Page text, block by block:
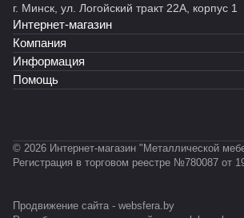
г. Минск, ул. Логойский тракт 22А, корпус 1
Интернет-магазин
Компания
Информация
Помощь
© 2026 Интернет-магазин "Металлической
Регистрация в торговом реестре №780087 от
Продвижение сайта - websfera.by